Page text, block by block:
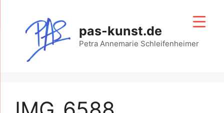
springen
pas-kunst.de
Petra Annemarie Schleifenheimer